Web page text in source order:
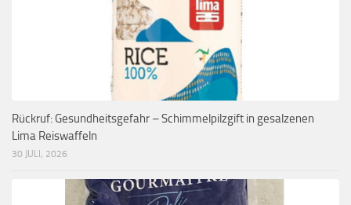
Rückruf: Gesundheitsgefahr – Schimmelpilzgift in gesalzenen
Lima Reiswaffeln
30 JULI, 2026